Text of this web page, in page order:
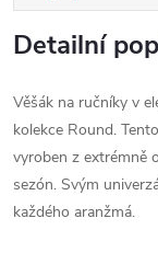
Detailní
Věšák na ručníky v
kolekce Round.
vyroben z extrémně
sezón. Svým
každého aranžmá.